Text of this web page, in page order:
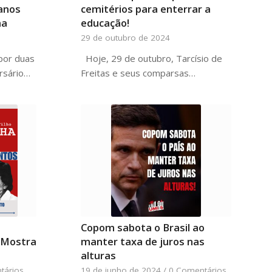
duas
cemitérios para enterrar a
educação!
29 de outubro de 2024
Hoje, 29 de outubro, Tarcísio de
Freitas e seus comparsas…
Copom sabota o Brasil ao
manter taxa de juros nas
alturas